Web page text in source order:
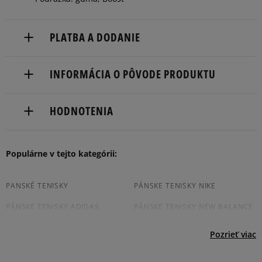
PLATBA A DODANIE
Dostupné spôsoby doručenia:
boxy: Z-BOX),
slovenská pošta - na adresu,
Dostupné spôsoby platby:
prevod,
INFORMÁCIA O PÔVODE PRODUKTU
Hoogoorddreef 9a
serviceinfo@onlineshop.adidas.com
HODNOTENIA
Produkt nemá žiadne recenzie
Populárne v tejto kategórii:
PANSKÉ TENISKY PÁNSKE TENISKY NIKE
PÁNSKE TENISKY ADIDAS PÁNSKE TENISKY NEW BALANCE
Pozrieť viac